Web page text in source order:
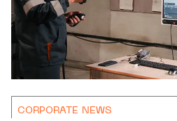
CORPORATE NEWS